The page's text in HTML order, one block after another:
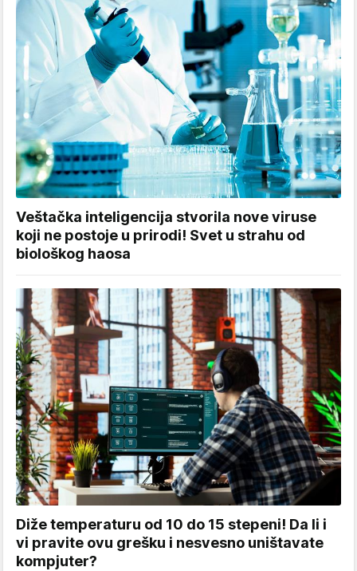
Veštačka inteligencija stvorila nove viruse
koji ne postoje u prirodi! Svet u strahu od
biološkog haosa
Diže temperaturu od 10 do 15 stepeni! Da li i
vi pravite ovu grešku i nesvesno uništavate
kompjuter?